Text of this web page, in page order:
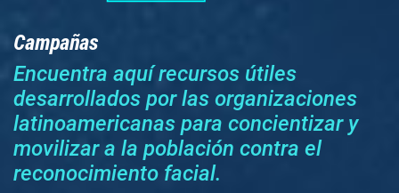
Campañas
Encuentra aquí recursos útiles
desarrollados por las organizaciones
latinoamericanas para concientizar y
movilizar a la población contra el
reconocimiento facial.